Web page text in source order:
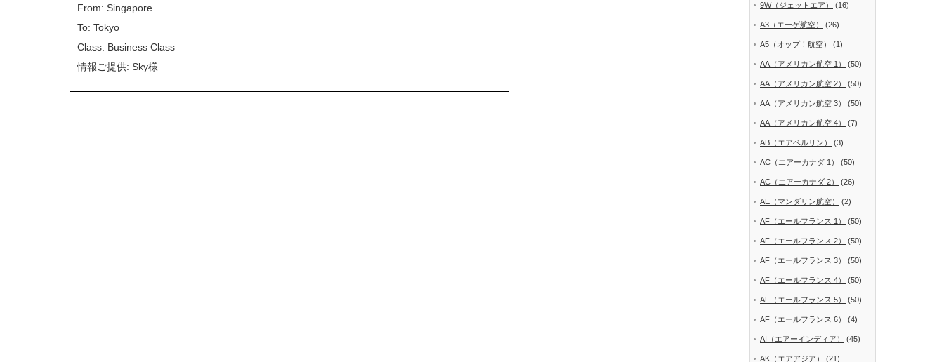
From: Singapore
To: Tokyo
Class: Business Class
情報ご提供: Sky様
9W（ジェットエア） (16)
A3（エーゲ航空） (26)
A5（オップ！航空） (1)
AA（アメリカン航空 1） (50)
AA（アメリカン航空 2） (50)
AA（アメリカン航空 3） (50)
AA（アメリカン航空 4） (7)
AB（エアベルリン） (3)
AC（エアーカナダ 1） (50)
AC（エアーカナダ 2） (26)
AE（マンダリン航空） (2)
AF（エールフランス 1） (50)
AF（エールフランス 2） (50)
AF（エールフランス 3） (50)
AF（エールフランス 4） (50)
AF（エールフランス 5） (50)
AF（エールフランス 6） (4)
AI（エアーインディア） (45)
AK（エアアジア） (21)